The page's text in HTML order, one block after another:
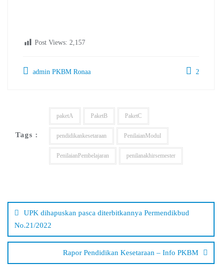
Post Views: 2,157
admin PKBM Ronaa 2
Tags :
paketA PaketB PaketC
pendidikankesetaraan PenilaianModul
PenilaianPembelajaran penilanakhirsemester
pos
UPK dihapuskan pasca diterbitkannya Permendikbud
No.21/2022
Rapor Pendidikan Kesetaraan – Info PKBM